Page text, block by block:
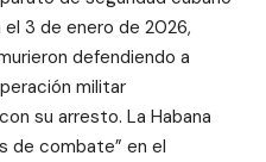
3 de enero de 2026,
defendiendo a
militar
su arresto. La Habana
de combate” en el